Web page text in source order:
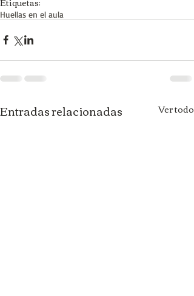
Huellas en el aula
Entradas relacionadas Ver todo